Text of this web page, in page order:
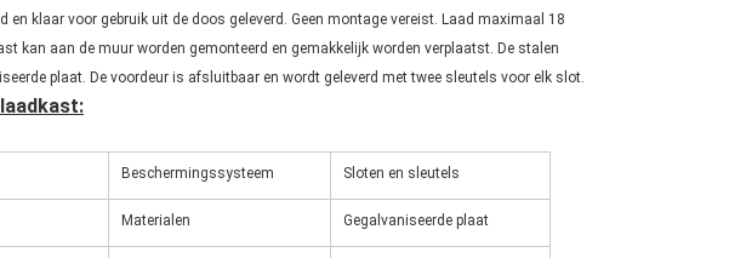
en klaar voor gebruik uit de doos geleverd. Geen montage vereist. Laad maximaal 18
kan aan de muur worden gemonteerd en gemakkelijk worden verplaatst. De stalen
plaat. De voordeur is afsluitbaar en wordt geleverd met twee sleutels voor elk slot.
Beschermingssysteem Sloten en sleutels
Materialen Gegalvaniseerde plaat